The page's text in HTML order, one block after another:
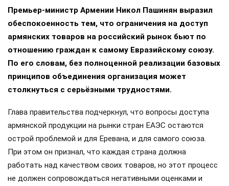
Премьер-министр Армении Никол Пашинян выразил
обеспокоенность тем, что ограничения на доступ
армянских товаров на российский рынок бьют по
отношению граждан к самому Евразийскому союзу.
По его словам, без полноценной реализации базовых
принципов объединения организация может
столкнуться с серьёзными трудностями.
Глава правительства подчеркнул, что вопросы доступа
армянской продукции на рынки стран ЕАЭС остаются
острой проблемой и для Еревана, и для самого союза.
При этом он признал, что каждая страна должна
работать над качеством своих товаров, но этот процесс
не должен сопровождаться негативными оценками и